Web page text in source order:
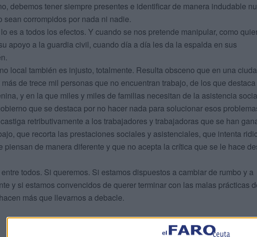
debemos tener siempre presentes e identificar de manera indudable
sean corrompidos por nada ni nadie.
es a todos los efectos. Y cuando se nos pretende manipular, como
apoyo a la guardia civil, cuando día a día les da la espalda en sus
local también es injusto, totalmente. Resulta obsceno que en una
de trece mil personas que no encuentran trabajo, de los que
y en la que miles y miles de familias necesitan de la asistencia
que se destaca por no hacer nada para solucionar esos
retributivamente a los trabajadores y trabajadoras que se han
que recorta las prestaciones sociales y asistenciales, que intenta
piensan de manera diferente y que no acepta la crítica que se le hace
todos. Si queremos. Si estamos dispuestos a cambiar de rumbo y a
y si estamos convencidos de querer terminar con las malas prácticas
más que llevarnos a debacle.